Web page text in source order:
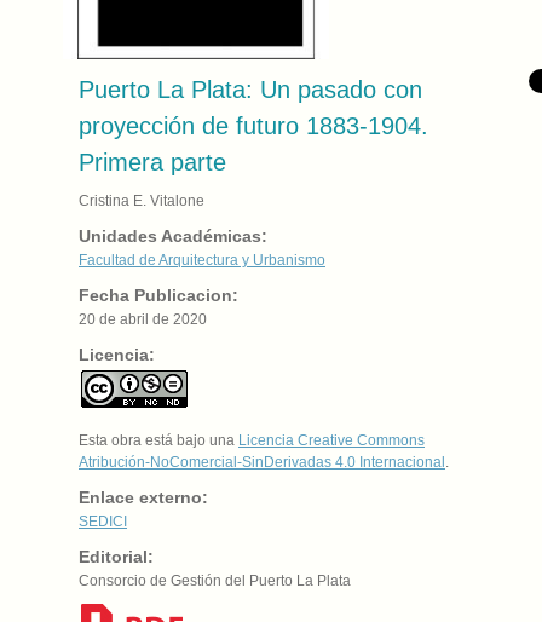
Puerto La Plata: Un pasado con
proyección de futuro 1883-1904.
Primera parte
Cristina E. Vitalone
Unidades Académicas:
Facultad de Arquitectura y Urbanismo
Fecha Publicacion:
20 de abril de 2020
Licencia:
Esta obra está bajo una Licencia Creative Commons
Atribución-NoComercial-SinDerivadas 4.0 Internacional
Enlace externo:
SEDICI
Editorial:
Consorcio de Gestión del Puerto La Plata